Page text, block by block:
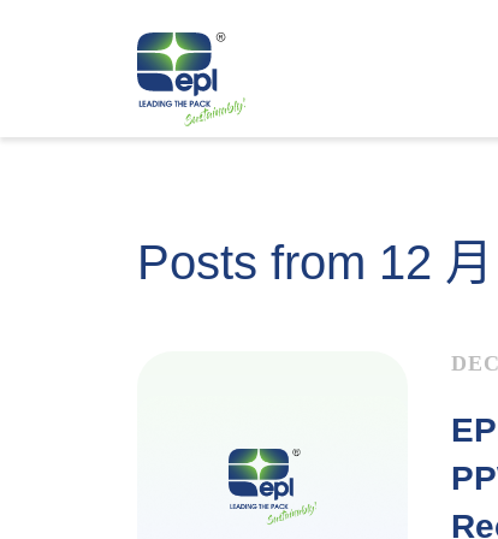
Posts from 12